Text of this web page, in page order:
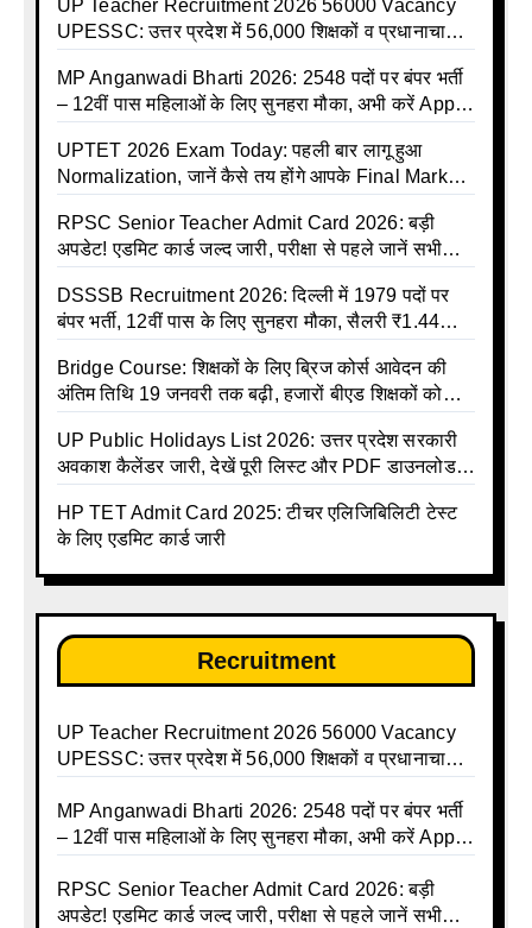
UP Teacher Recruitment 2026 56000 Vacancy
UPESSC: उत्तर प्रदेश में 56,000 शिक्षकों व प्रधानाचार्यों
MP Anganwadi Bharti 2026: 2548 पदों पर बंपर भर्ती
– 12वीं पास महिलाओं के लिए सुनहरा मौका, अभी करें Apply
UPTET 2026 Exam Today: पहली बार लागू हुआ
Normalization, जानें कैसे तय होंगे आपके Final Marks
RPSC Senior Teacher Admit Card 2026: बड़ी
अपडेट! एडमिट कार्ड जल्द जारी, परीक्षा से पहले जानें सभी
DSSSB Recruitment 2026: दिल्ली में 1979 पदों पर
बंपर भर्ती, 12वीं पास के लिए सुनहरा मौका, सैलरी ₹1.44
Bridge Course: शिक्षकों के लिए ब्रिज कोर्स आवेदन की
अंतिम तिथि 19 जनवरी तक बढ़ी, हजारों बीएड शिक्षकों को
UP Public Holidays List 2026: उत्तर प्रदेश सरकारी
अवकाश कैलेंडर जारी, देखें पूरी लिस्ट और PDF डाउनलोड
talika | Sarkari Avkash Talika | Up Holidays List |
Holidays Calendar
HP TET Admit Card 2025: टीचर एलिजिबिलिटी टेस्ट
के लिए एडमिट कार्ड जारी
Recruitment
UP Teacher Recruitment 2026 56000 Vacancy
UPESSC: उत्तर प्रदेश में 56,000 शिक्षकों व प्रधानाचार्यों
MP Anganwadi Bharti 2026: 2548 पदों पर बंपर भर्ती
– 12वीं पास महिलाओं के लिए सुनहरा मौका, अभी करें Apply
RPSC Senior Teacher Admit Card 2026: बड़ी
अपडेट! एडमिट कार्ड जल्द जारी, परीक्षा से पहले जानें सभी